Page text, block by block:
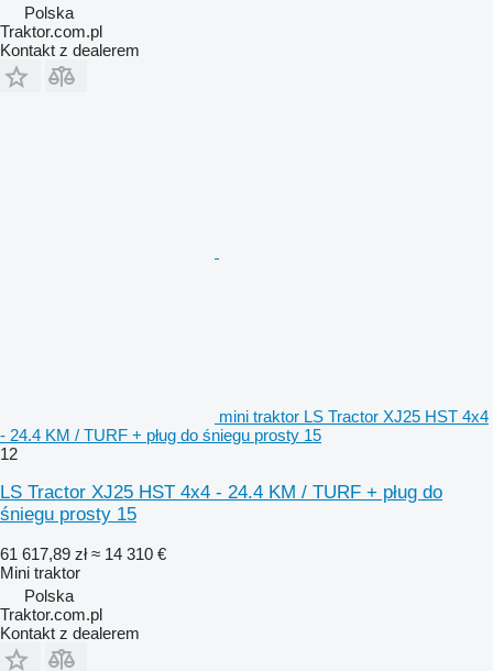
Polska
Traktor.com.pl
Kontakt z dealerem
mini traktor LS Tractor XJ25 HST 4x4
- 24.4 KM / TURF + pług do śniegu prosty 15
12
LS Tractor XJ25 HST 4x4 - 24.4 KM / TURF + pług do
śniegu prosty 15
61 617,89 zł ≈ 14 310 €
Mini traktor
Polska
Traktor.com.pl
Kontakt z dealerem